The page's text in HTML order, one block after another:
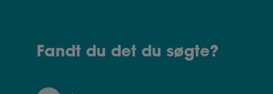
Fandt du det du søgte?